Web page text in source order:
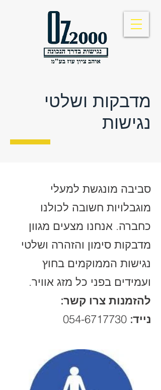
מדבקות ושלטי
נגישות
סביבה מונגשת למעלי
מוגבלויות חשובה לכולנו
כחברה. אנחנו מצעים מגוון
מדבקות סימון והזהרה ושלטי
נגישות הממוקמים בחוץ
ועמידים בפני כל מזג אוויר.
להזמנות צרו קשר:
נייד: 054-6717730